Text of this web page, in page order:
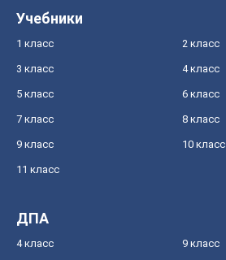
Учебники
1 класс 2 класс
3 класс 4 класс
5 класс 6 класс
7 класс 8 класс
9 класс 10 класс
11 класс
ДПА
4 класс 9 класс